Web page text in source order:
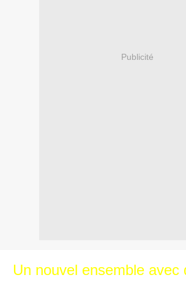
Publicité
Un nouvel ensemble avec